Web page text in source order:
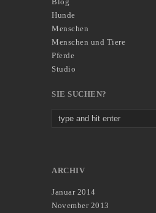
Hunde
Menschen
Menschen und Tiere
Pferde
Studio
SIE SUCHEN?
ARCHIV
Januar 2014
November 2013